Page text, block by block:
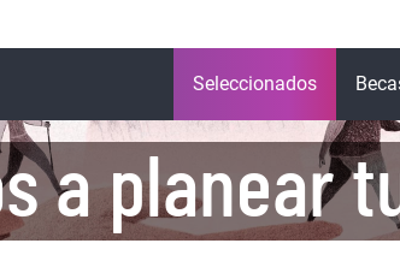
principal
Seleccionados
a planear